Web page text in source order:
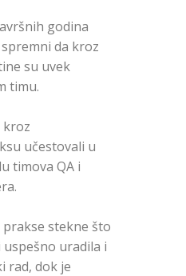
godina
da kroz
su uvek
timu.
kroz
učestovali u
timova QA i
stekne što
uradila i
rad, dok je